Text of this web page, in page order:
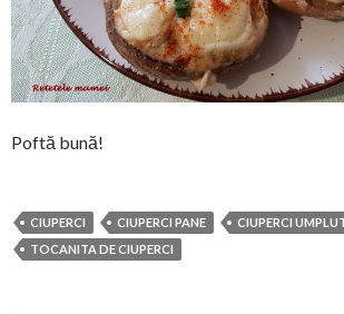
Poftă bună!
CIUPERCI CIUPERCI PANE
CIUPERCI
TOCANITA DE CIUPERCI